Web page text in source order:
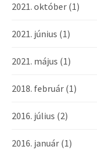
2021. október (1)
2021. június (1)
2021. május (1)
2018. február (1)
2016. július (2)
2016. január (1)